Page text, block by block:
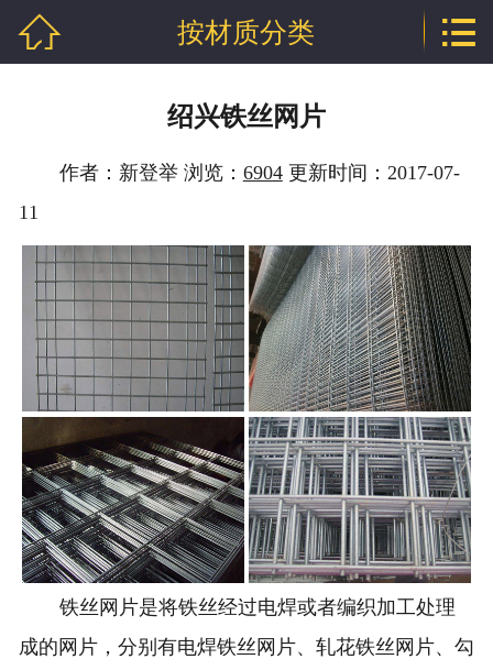
技术支持
厂房相册
工程案例
联系我们
地区分站
 按材质分类 
绍兴铁丝网片
作者：新登举 浏览： 6904更新时间：2017-07-
11
铁丝网片是将铁丝经过电焊或者编织加工处理
成的网片，分别有电焊铁丝 网片、轧花铁丝网片、勾